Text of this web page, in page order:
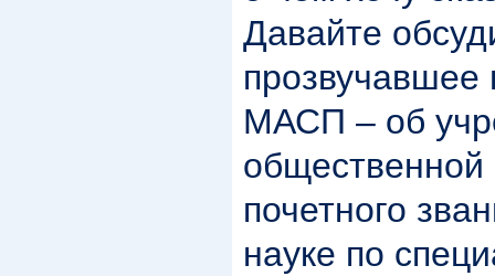
Давайте
МАСП – об
почетного
науке по